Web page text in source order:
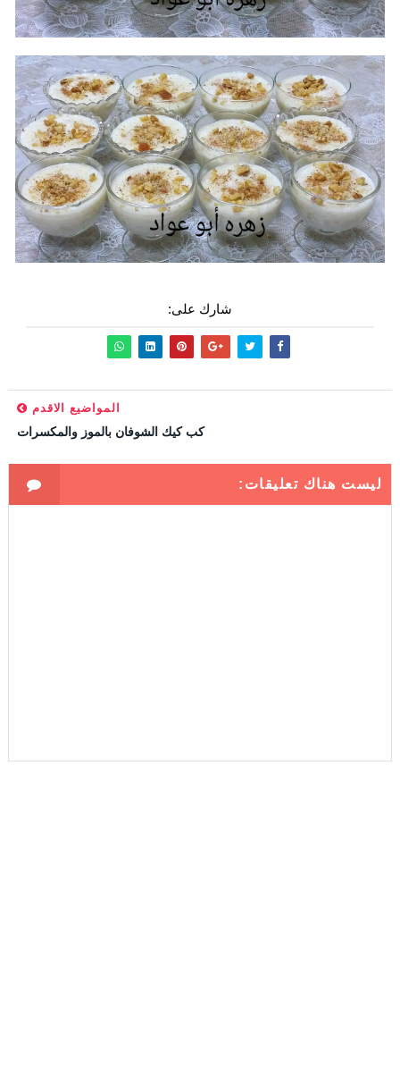
شارك على:
المواضيع الاقدم
كب كيك الشوفان بالموز والمكسرات
ليست هناك تعليقات: